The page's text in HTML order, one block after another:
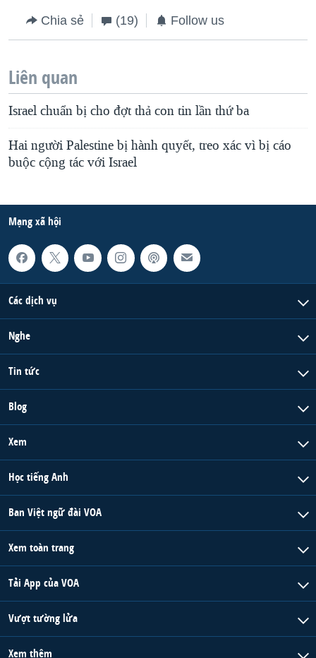
Chia sẻ (19) Follow us
Liên quan
Israel chuẩn bị cho đợt thả con tin lần thứ ba
Hai người Palestine bị hành quyết, treo xác vì bị cáo
buộc cộng tác với Israel
Mạng xã hội
Các dịch vụ
Nghe
Tin tức
Blog
Xem
Học tiếng Anh
Ban Việt ngữ đài VOA
Xem toàn trang
Tải App của VOA
Vượt tường lửa
Xem thêm